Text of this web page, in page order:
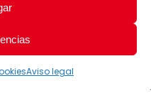
Aviso legal